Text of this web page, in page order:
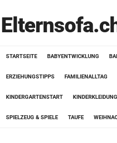
STARTSEITE BABYENTWICKLUNG
ERZIEHUNGSTIPPS FAMILIENALLTAG
KINDERGARTENSTART KINDERKLEIDUNG
SPIELZEUG & SPIELE TAUFE